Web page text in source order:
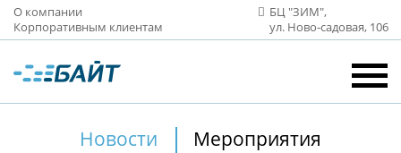
О компании
Корпоративным клиентам
БЦ "ЗИМ",
ул. Ново‑садовая, 106
Новости Мероприятия